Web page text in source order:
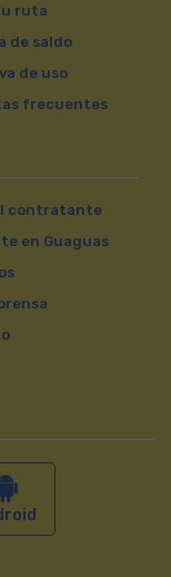
ruta
de saldo
de uso
frecuentes
contratante
en Guaguas